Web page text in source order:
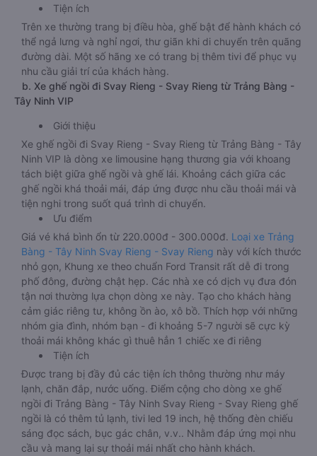
Tiện ích
Trên xe thường trang bị điều hòa, ghế bật để hành khách có
thể ngả lưng và nghỉ ngơi, thư giãn khi di chuyển trên quãng
đường dài. Một số hãng xe có trang bị thêm tivi để phục vụ
nhu cầu giải trí của khách hàng.
b. Xe ghế ngồi đi Svay Rieng - Svay Rieng từ Trảng Bàng -
Tây Ninh VIP
Giới thiệu
Xe ghế ngồi đi Svay Rieng - Svay Rieng từ Trảng Bàng - Tây
Ninh VIP là dòng xe limousine hạng thương gia với khoang
tách biệt giữa ghế ngồi và ghế lái. Khoảng cách giữa các
ghế ngồi khá thoải mái, đáp ứng được nhu cầu thoải mái và
tiện nghi trong suốt quá trình di chuyển.
Ưu điểm
Giá vé khá bình ổn từ 220.000đ - 300.000đ. Loại xe Trảng
Bàng - Tây Ninh Svay Rieng - Svay Rieng này với kích thước
nhỏ gọn, Khung xe theo chuẩn Ford Transit rất dễ đi trong
phố đông, đường chật hẹp. Các nhà xe có dịch vụ đưa đón
tận nơi thường lựa chọn dòng xe này. Tạo cho khách hàng
cảm giác riêng tư, không ồn ào, xô bồ. Thích hợp với những
nhóm gia đình, nhóm bạn - đi khoảng 5-7 người sẽ cực kỳ
thoải mái không khác gì thuê hẳn 1 chiếc xe đi riêng
Tiện ích
Được trang bị đầy đủ các tiện ích thông thường như máy
lạnh, chăn đắp, nước uống. Điểm cộng cho dòng xe ghế
ngồi đi Trảng Bàng - Tây Ninh Svay Rieng - Svay Rieng ghế
ngồi là có thêm tủ lạnh, tivi led 19 inch, hệ thống đèn chiếu
sáng đọc sách, bục gác chân, v.v.. Nhằm đáp ứng mọi nhu
cầu và mang lại sự thoải mái nhất cho hành khách.